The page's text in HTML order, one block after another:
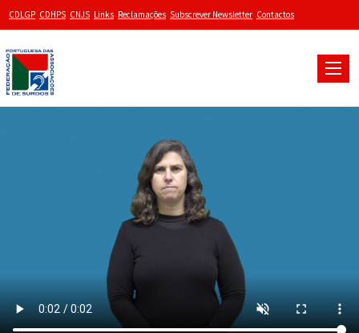
CDLGP CDHPS CNJS Links Reclamações Subscrever Newsletter Contactos
Toggle